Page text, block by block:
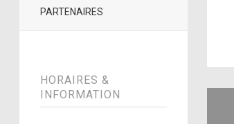
PARTENAIRES
HORAIRES &
INFORMATION